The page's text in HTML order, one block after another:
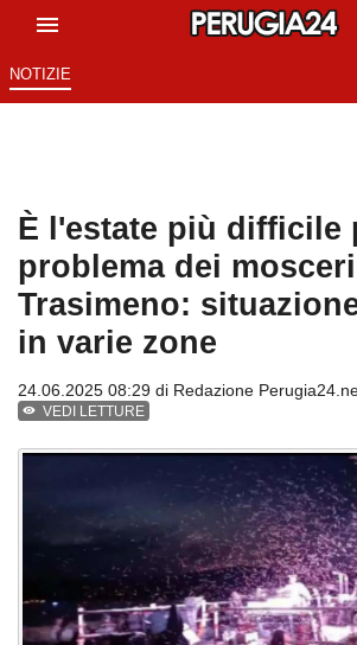
NOTIZIE
È l'estate più difficile
problema dei
Trasimeno:
in varie zone
24.06.2025 08:29 di Redazione
VEDI LETTURE